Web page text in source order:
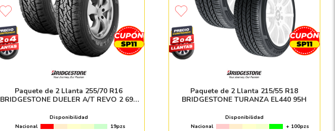
Paquete de 2 Llanta 255/70 R16
BRIDGESTONE DUELER A/T REVO 2 696
Disponibilidad
Nacional
19pzs
Paquete de 2 Llanta 215/55 R18
BRIDGESTONE TURANZA EL440 95H
Disponibilidad
Nacional
+ 100pzs